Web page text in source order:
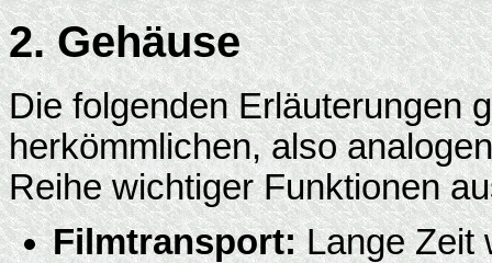
2. Gehäuse
Die folgenden Erläuterungen
herkömmlichen, also
Reihe wichtiger Funktionen
Filmtransport:Lange Zeit